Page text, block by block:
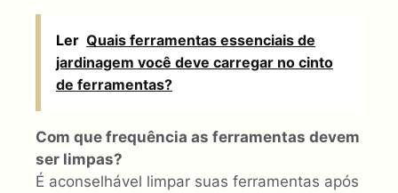
Ler Quais ferramentas essenciais de
jardinagem você deve carregar no cinto
de ferramentas?
Com que frequência as ferramentas devem
ser limpas?
É aconselhável limpar suas ferramentas após